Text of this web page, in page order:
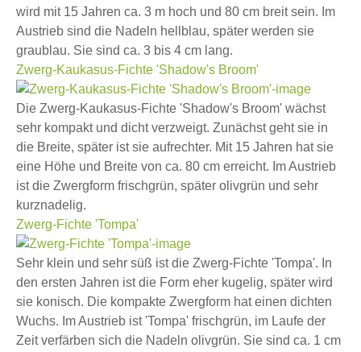
wird mit 15 Jahren ca. 3 m hoch und 80 cm breit sein. Im
Austrieb sind die Nadeln hellblau, später werden sie
graublau. Sie sind ca. 3 bis 4 cm lang.
Zwerg-Kaukasus-Fichte 'Shadow's Broom'
Die Zwerg-Kaukasus-Fichte 'Shadow's Broom' wächst
sehr kompakt und dicht verzweigt. Zunächst geht sie in
die Breite, später ist sie aufrechter. Mit 15 Jahren hat sie
eine Höhe und Breite von ca. 80 cm erreicht. Im Austrieb
ist die Zwergform frischgrün, später olivgrün und sehr
kurznadelig.
Zwerg-Fichte 'Tompa'
Sehr klein und sehr süß ist die Zwerg-Fichte 'Tompa'. In
den ersten Jahren ist die Form eher kugelig, später wird
sie konisch. Die kompakte Zwergform hat einen dichten
Wuchs. Im Austrieb ist 'Tompa' frischgrün, im Laufe der
Zeit verfärben sich die Nadeln olivgrün. Sie sind ca. 1 cm